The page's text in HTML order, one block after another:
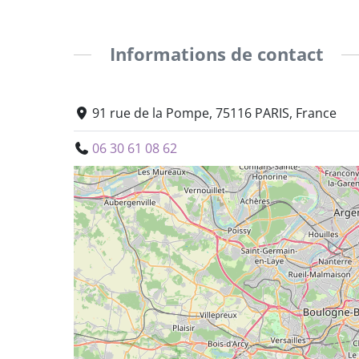
Informations de contact
91 rue de la Pompe, 75116 PARIS, France
06 30 61 08 62